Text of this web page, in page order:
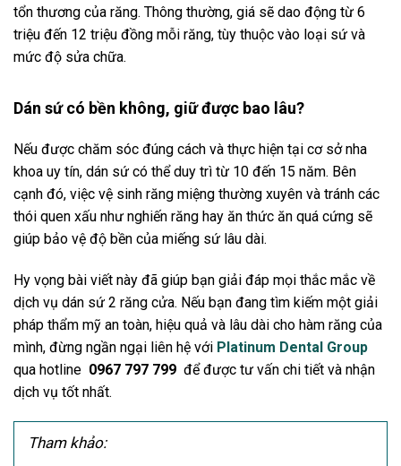
tổn thương của răng. Thông thường, giá sẽ dao động từ 6
triệu đến 12 triệu đồng mỗi răng, tùy thuộc vào loại sứ và
mức độ sửa chữa.
Dán sứ có bền không, giữ được bao lâu?
Nếu được chăm sóc đúng cách và thực hiện tại cơ sở nha
khoa uy tín, dán sứ có thể duy trì từ 10 đến 15 năm. Bên
cạnh đó, việc vệ sinh răng miệng thường xuyên và tránh các
thói quen xấu như nghiến răng hay ăn thức ăn quá cứng sẽ
giúp bảo vệ độ bền của miếng sứ lâu dài.
Hy vọng bài viết này đã giúp bạn giải đáp mọi thắc mắc về
dịch vụ dán sứ 2 răng cửa. Nếu bạn đang tìm kiếm một giải
pháp thẩm mỹ an toàn, hiệu quả và lâu dài cho hàm răng của
mình, đừng ngần ngại liên hệ với Platinum Dental Group
qua hotline 0967 797 799 để được tư vấn chi tiết và nhận
dịch vụ tốt nhất.
Tham khảo: